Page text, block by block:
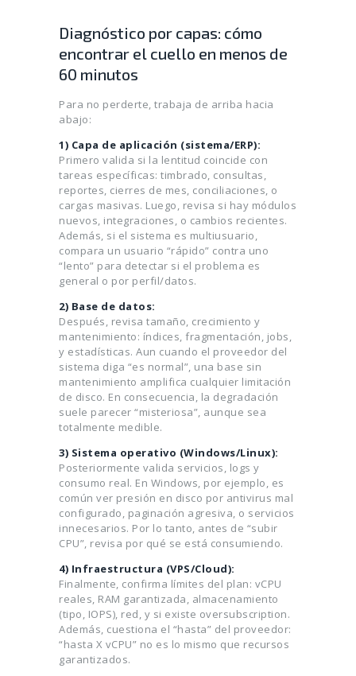
Diagnóstico por capas: cómo
encontrar el cuello en menos de
60 minutos
Para no perderte, trabaja de arriba hacia
abajo:
1) Capa de aplicación (sistema/ERP):
Primero valida si la lentitud coincide con
tareas específicas: timbrado, consultas,
reportes, cierres de mes, conciliaciones, o
cargas masivas. Luego, revisa si hay módulos
nuevos, integraciones, o cambios recientes.
Además, si el sistema es multiusuario,
compara un usuario “rápido” contra uno
“lento” para detectar si el problema es
general o por perfil/datos.
2) Base de datos:
Después, revisa tamaño, crecimiento y
mantenimiento: índices, fragmentación, jobs,
y estadísticas. Aun cuando el proveedor del
sistema diga “es normal”, una base sin
mantenimiento amplifica cualquier limitación
de disco. En consecuencia, la degradación
suele parecer “misteriosa”, aunque sea
totalmente medible.
3) Sistema operativo (Windows/Linux):
Posteriormente valida servicios, logs y
consumo real. En Windows, por ejemplo, es
común ver presión en disco por antivirus mal
configurado, paginación agresiva, o servicios
innecesarios. Por lo tanto, antes de “subir
CPU”, revisa por qué se está consumiendo.
4) Infraestructura (VPS/Cloud):
Finalmente, confirma límites del plan: vCPU
reales, RAM garantizada, almacenamiento
(tipo, IOPS), red, y si existe oversubscription.
Además, cuestiona el “hasta” del proveedor:
“hasta X vCPU” no es lo mismo que recursos
garantizados.